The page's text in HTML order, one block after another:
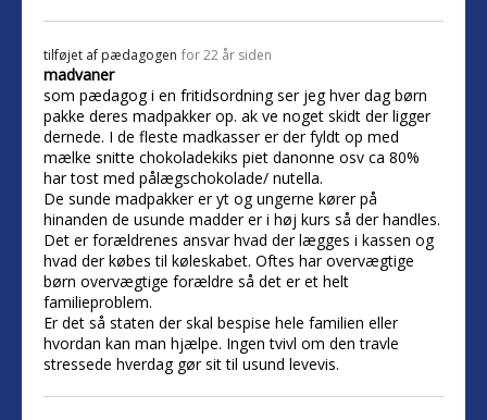
tilføjet af pædagogen for 22 år siden
madvaner
som pædagog i en fritidsordning ser jeg hver dag børn
pakke deres madpakker op. ak ve noget skidt der ligger
dernede. I de fleste madkasser er der fyldt op med
mælke snitte chokoladekiks piet danonne osv ca 80%
har tost med pålægschokolade/ nutella.
De sunde madpakker er yt og ungerne kører på
hinanden de usunde madder er i høj kurs så der handles.
Det er forældrenes ansvar hvad der lægges i kassen og
hvad der købes til køleskabet. Oftes har overvægtige
børn overvægtige forældre så det er et helt
familieproblem.
Er det så staten der skal bespise hele familien eller
hvordan kan man hjælpe. Ingen tvivl om den travle
stressede hverdag gør sit til usund levevis.